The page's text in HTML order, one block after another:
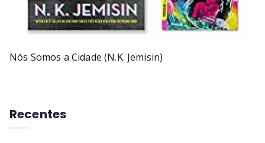
Nós Somos a Cidade (N.K. Jemisin)
Recentes